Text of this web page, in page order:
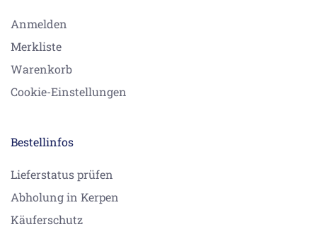
Anmelden
Merkliste
Warenkorb
Cookie-Einstellungen
Bestellinfos
Lieferstatus prüfen
Abholung in Kerpen
Käuferschutz